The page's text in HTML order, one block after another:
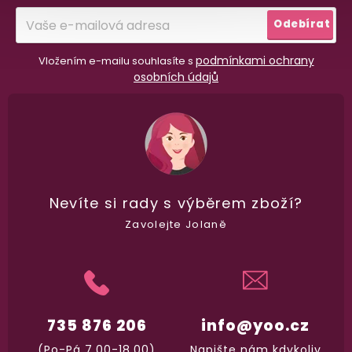
100% diskrétní balení
Nikdo nepozná, co jste si objednali. Mrkněte,
vypadá balíček.
Na rychlosti záleží! Vše důležité máme
a okamžitě odesíláme.
Garance vrácení peněz
30 dnína bezplatné vrácení zboží
Vložením e-mailu souhlasíte s podmínkami ochrany
osobních údajů
Odebírat
info@yoo.cz
735 876 206
Nevíte si rady s výběrem zboží?
Zavolejte Jolaně